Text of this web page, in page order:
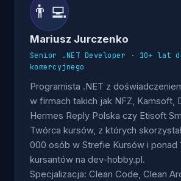
👨‍💻
Mariusz Jurczenko
Senior .NET Developer · 10+ lat
komercyjnego
Programista .NET z
w firmach takich jak NFZ, Kamsoft,
Hermes Reply Polska czy Etisoft
Twórca kursów, z których
000 osób w Strefie Kursów i ponad
kursantów na dev-hobby.pl.
Specjalizacja: Clean Code, Clean